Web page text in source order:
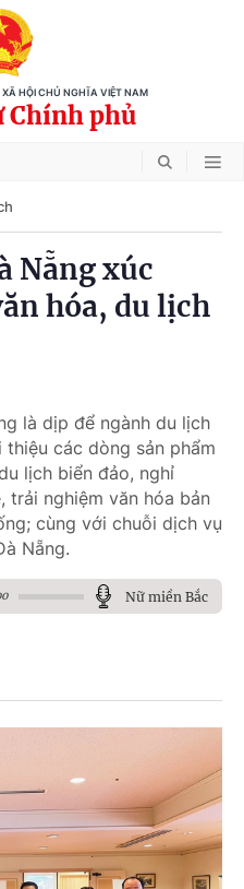
HỘI CHỦ NGHĨA VIỆT NAM
Chính phủ
Nẵng xúc
hóa, du lịch
là dịp để ngành du lịch
các dòng sản phẩm
lịch biển đảo, nghỉ
trải nghiệm văn hóa bản
cùng với chuỗi dịch vụ
Nẵng.
Nữ miền Bắc